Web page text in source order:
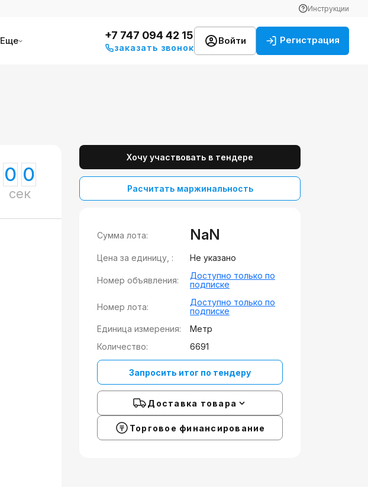
Инструкции
Еще +7 747 094 42 15
заказать звонок
Войти Регистрация
0 0
сек
Хочу участвовать в тендере
Расчитать маржинальность
Сумма лота: NaN
Цена за единицу, : Не указано
Номер объявления:
Доступно только по
подписке
Номер лота:
Доступно только по
подписке
Единица измерения:
Метр
Количество:
6691
Запросить итог по тендеру
Доставка товара
Торговое финансирование